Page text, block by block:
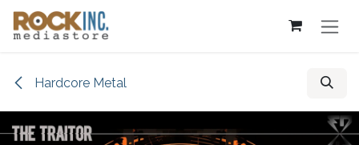
Overslaan naar inhoud
Hardcore Metal